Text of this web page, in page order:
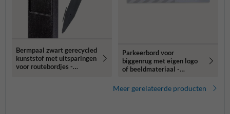
Bermpaal zwart gerecycled
kunststof met uitsparingen
voor routebordjes -
Parkeerbord voor
biggenrug met eigen logo
of beeldmateriaal -
Meer gerelateerde producten